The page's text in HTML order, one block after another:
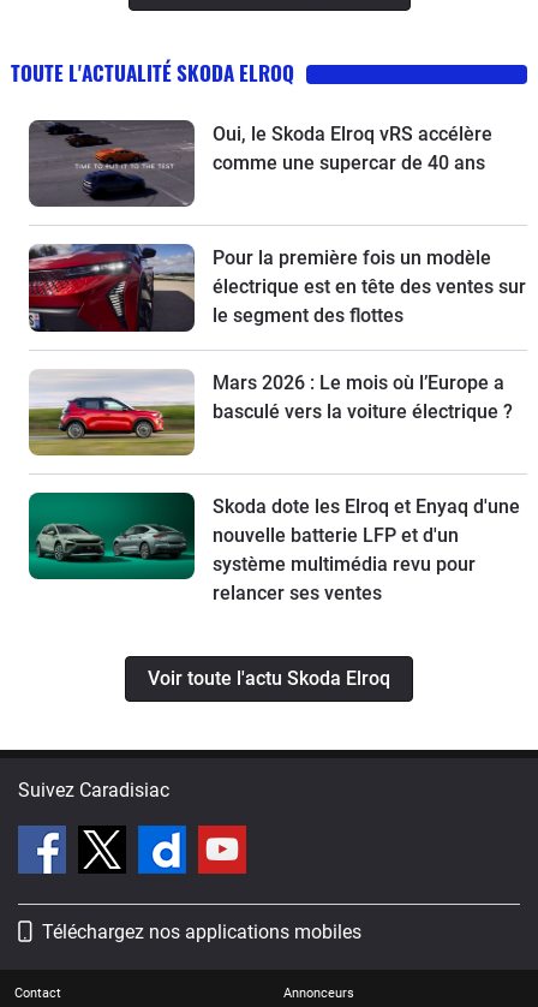
TOUTE L'ACTUALITÉ SKODA ELROQ
Oui, le Skoda Elroq vRS accélère
comme une supercar de 40 ans
Pour la première fois un modèle
électrique est en tête des ventes sur
le segment des flottes
Mars 2026 : Le mois où l’Europe a
basculé vers la voiture électrique ?
Skoda dote les Elroq et Enyaq d'une
nouvelle batterie LFP et d'un
système multimédia revu pour
relancer ses ventes
Voir toute l'actu Skoda Elroq
Suivez Caradisiac
Téléchargez nos applications mobiles
Contact Annonceurs